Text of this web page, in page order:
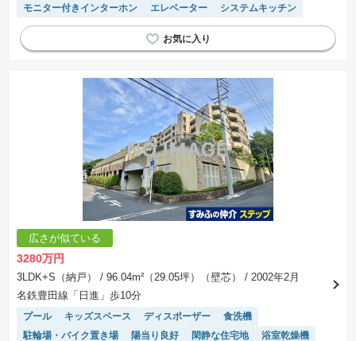
モニター付きインターホン
エレベーター システムキッチン
広さが似ている
3280万円
3LDK+S（納戸） / 96.04m²（29.05坪）（壁芯）
/ 2002年2月
名鉄豊田線「日進」歩10分
プール キッズスペース ディスポーザー
食洗機
駐輪場・バイク置き場
陽当り良好 閑静な住宅地 浴室乾燥機